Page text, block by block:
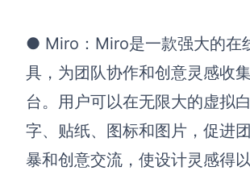
管理功能定制 · 专业部署方案
用boardmix提升团队协作效率
企业版申请试用
满足企业级团队协作和管理需求
● Miro： Miro是一款强大的在
具，为团队协作和创意灵感收
台。用户可以在无限大的虚拟
字、贴纸、图标和图片，促进
暴和创意交流，使设计灵感得以